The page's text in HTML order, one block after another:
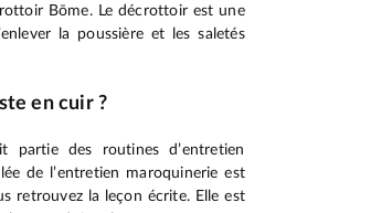
Bōme. Le décrottoir est une
la poussière et les saletés
en cuir ?
partie des routines d’entretien
de l’entretien maroquinerie est
retrouvez la leçon écrite. Elle est